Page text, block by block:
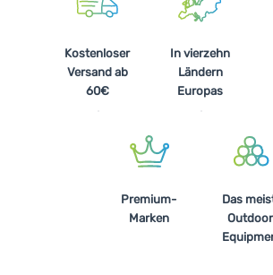
Kostenloser
Versand ab
60€
In vierzehn
Ländern
Europas
Premium-
Marken
Das